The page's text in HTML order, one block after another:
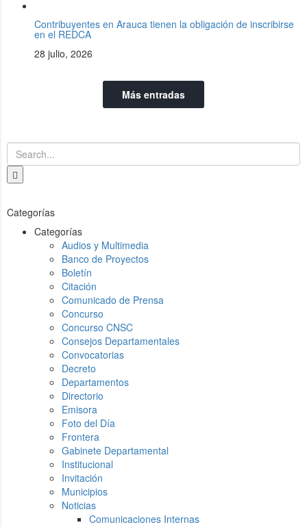
Contribuyentes en Arauca tienen la obligación de inscribirse
en el REDCA
28 julio, 2026
Más entradas
Categorías
Categorías
Audios y Multimedia
Banco de Proyectos
Boletín
Citación
Comunicado de Prensa
Concurso
Concurso CNSC
Consejos Departamentales
Convocatorias
Decreto
Departamentos
Directorio
Emisora
Foto del Día
Frontera
Gabinete Departamental
Institucional
Invitación
Municipios
Noticias
Comunicaciones Internas